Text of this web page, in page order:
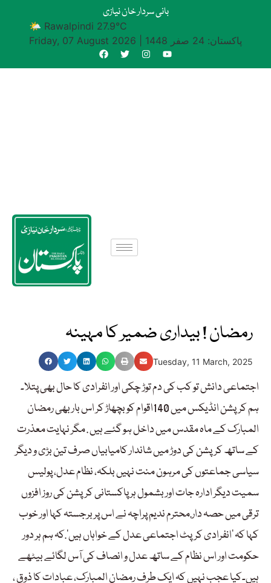
بانی سردار خان نیازی
🌤 Rawalpindi 27.9°C
Friday, 07 August 2026
پاکستان: 24 صفر 1448
رمضان ! بیداری ضمیر کا مہینہ
Tuesday, 11 March, 2025
اجتماعی دانش تو کب کی دم توڑ چکی اور انفرادی کا حال بھی پتلا۔
ہم کرپشن انڈیکس میں 140اقوام کو بچھاڑ کر اس بار بھی رمضان
المبارک کے ماہ مقدس میں داخل ہو گئے ہیں . مگر نہایت معذرت
کے ساتھ کرپشن کی دوڑ میں شاندار کامیابیاں صرف تین بڑی و دیگر
سیاسی جماعتوں کی مرہون منت نہیں بلکہ، نظام عدل، پولیس
سمیت دیگر ادارہ جات اور بشمول ہر پاکستانی کرپشن کی روز افزوں
ترقی میں حصہ دار.محترم ندیم پراچہ نے اس پر برجستہ کہا اور خوب
کہا کہ ‘انفرادی کرپٹ اجتماعی عدل کے خواہاں ہیں’.کہ ہم ہر دور
حکومت اور اس نظام کے ساتھ عدل و انصاف کی آس لگائے بیٹھے
ہیں۔کیا عجب نہیں کہ ایک طرف رمضان المبارک، عبادات کا ذوق ،